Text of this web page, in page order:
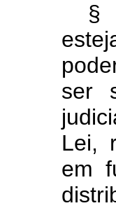
§
ser
Lei,
em